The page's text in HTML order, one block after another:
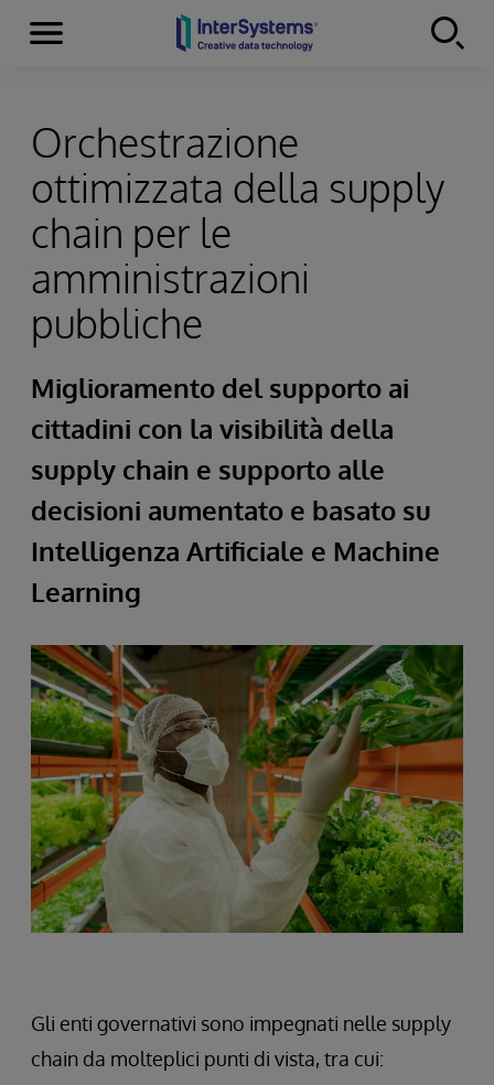
Skip to content
Menu
Orchestrazione
ottimizzata della supply
chain per le
amministrazioni
pubbliche
Miglioramento del supporto ai
cittadini con la visibilità della
supply chain e supporto alle
decisioni aumentato e basato su
Intelligenza Artificiale e Machine
Learning
Gli enti governativi sono impegnati nelle supply
chain da molteplici punti di vista, tra cui: